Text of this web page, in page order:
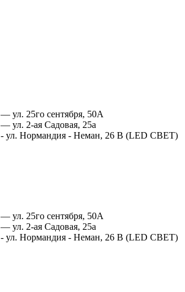
— ул. 25го сентября, 50А
— ул. 2-ая Садовая, 25а
- ул. Нормандия - Неман, 26 В (LED СВЕТ)
— ул. 25го сентября, 50А
— ул. 2-ая Садовая, 25а
- ул. Нормандия - Неман, 26 В (LED СВЕТ)